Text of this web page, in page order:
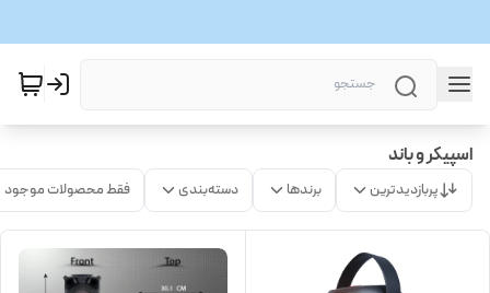
اسپیکر و باند
پربازدیدترین برندها دسته‌بندی فقط محصولات موجود